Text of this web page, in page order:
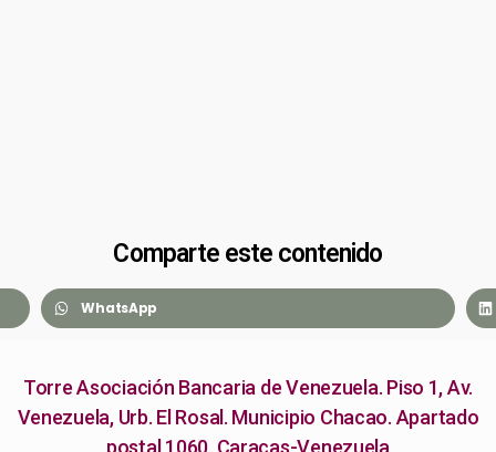
Comparte este contenido
WhatsApp
Torre Asociación Bancaria de Venezuela. Piso 1, Av.
Venezuela, Urb. El Rosal. Municipio Chacao. Apartado
postal 1060. Caracas-Venezuela